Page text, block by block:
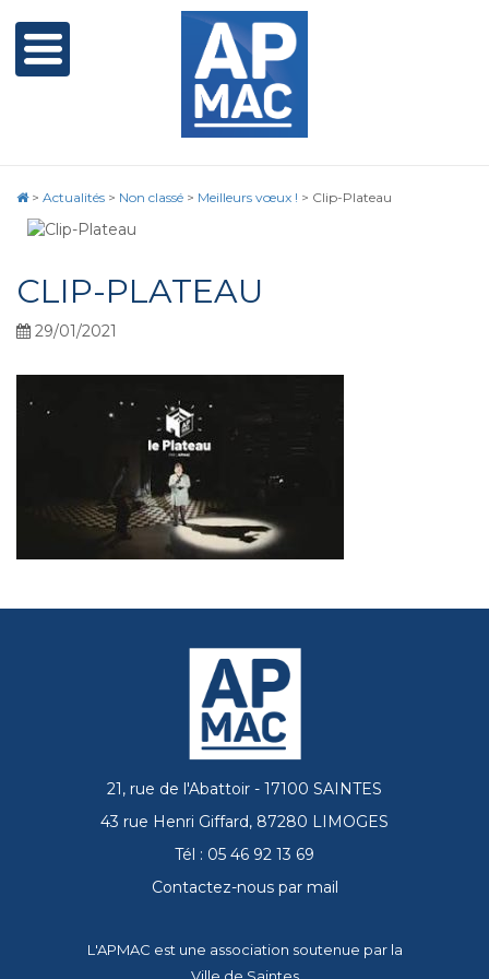
> Actualités > Non classé > Meilleurs vœux ! > Clip-Plateau
CLIP-PLATEAU
29/01/2021
21, rue de l'Abattoir - 17100 SAINTES
43 rue Henri Giffard, 87280 LIMOGES
Tél : 05 46 92 13 69
Contactez-nous par mail
L'APMAC est une association soutenue par la